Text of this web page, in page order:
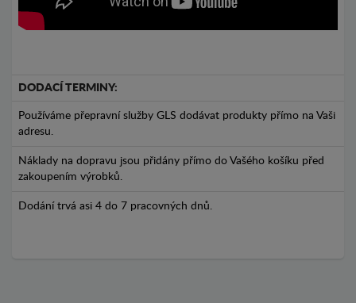
DODACÍ TERMINY:
Používáme přepravní služby GLS dodávat produkty přímo na Vaši
adresu.
Náklady na dopravu jsou přidány přímo do Vašého košíku před
zakoupením výrobků.
Dodání trvá asi 4 do 7 pracovných dnů.